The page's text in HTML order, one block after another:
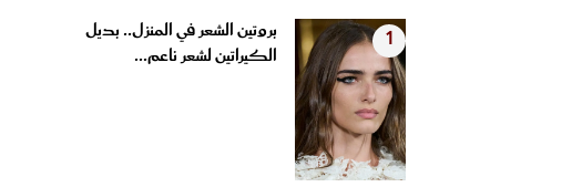
1
بروتين الشعر في المنزل.. بديل
الكيراتين لشعر ناعم...